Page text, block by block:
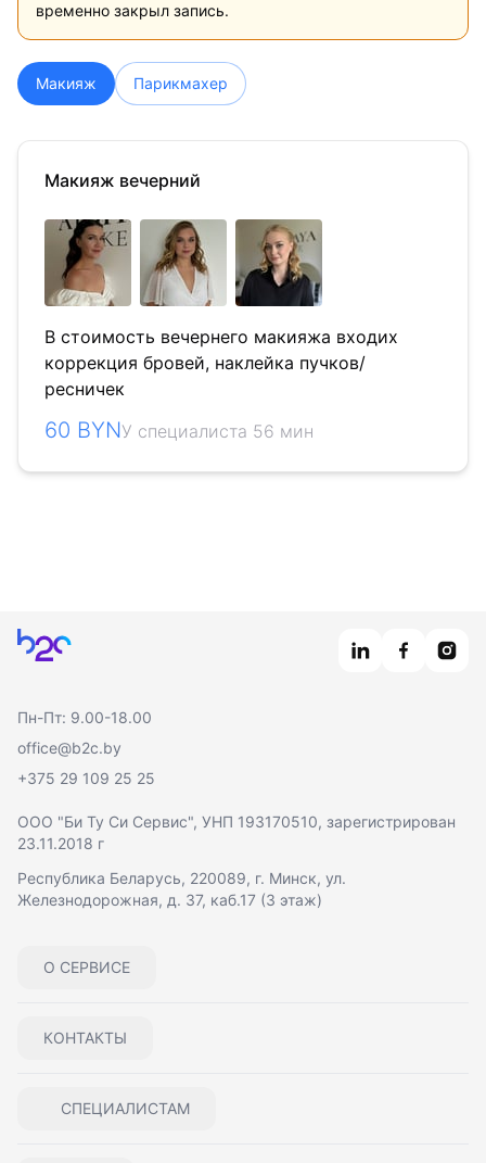
временно закрыл запись.
Макияж Парикмахер
Макияж вечерний
В стоимость вечернего макияжа входих
коррекция бровей, наклейка пучков/
ресничек
60 BYNУ специалиста 56 мин
Главная
Пн-Пт: 9.00-18.00
office@b2c.by
+375 29 109 25 25
О СЕРВИСЕ
КОНТАКТЫ
СПЕЦИАЛИСТАМ
ООО "Би Ту Си Сервис", УНП 193170510, зарегистрирован
23.11.2018 г
Республика Беларусь, 220089, г. Минск, ул.
Железнодорожная, д. 37, каб.17 (3 этаж)